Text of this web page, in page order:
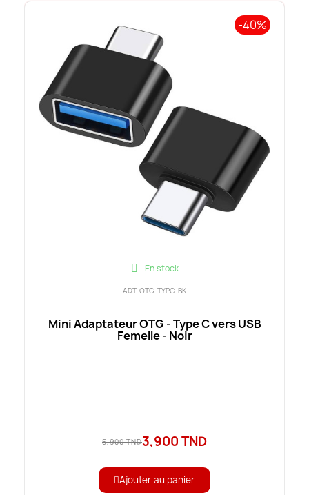
-40%
En stock
ADT-OTG-TYPC-BK
Mini Adaptateur OTG - Type C vers USB
Femelle - Noir
5,900 TND3,900 TND
Ajouter au panier